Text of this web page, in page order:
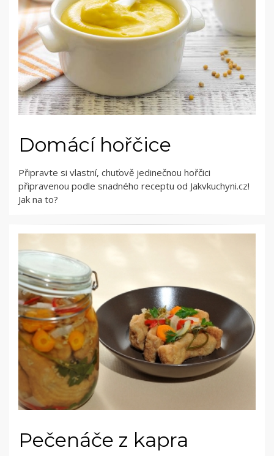
Domácí hořčice
Připravte si vlastní, chuťově jedinečnou hořčici
připravenou podle snadného receptu od Jakvkuchyni.cz!
Jak na to?
Pečenáče z kapra